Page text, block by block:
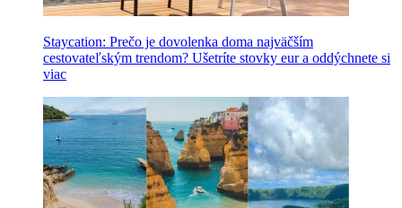
Staycation: Prečo je dovolenka doma najväčším
cestovateľským trendom? Ušetríte stovky eur a oddýchnete si
viac